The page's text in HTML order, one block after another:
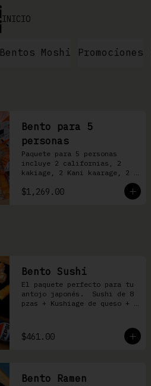
INICIO
Bentos Moshi Promociones
Bento para 5
personas
Paquete para 5 personas
incluye 2 californias, 2
kakiage, 2 Kani kaarage, 2
Kakashi
$1,269.00
Bento Sushi
El paquete perfecto para tu
antojo japonés.  Sushi de 8
pzas + Kushiage de queso +
$461.00
Bento Ramen